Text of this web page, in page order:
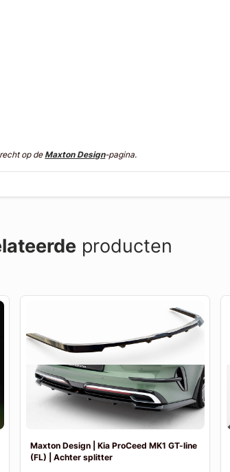
op deMaxton Design-pagina.
producten
Maxton Design | Kia ProCeed MK1 GT-line
(FL) | Achter splitter